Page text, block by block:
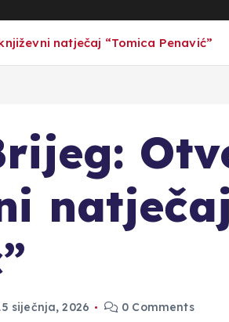
natječaj “Tomica Penavić”
siječnja, 2026 0 Comments